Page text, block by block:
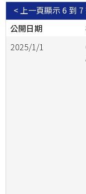
顯示 6 到
< 上一頁
公開日期
2025/1/1